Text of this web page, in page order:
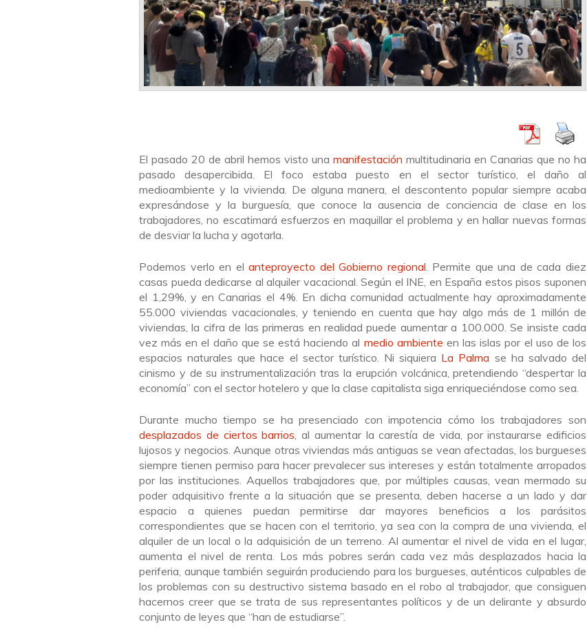
El pasado 20 de abril hemos visto una manifestación multitudinaria en Canarias que no ha
pasado desapercibida. El foco estaba puesto en el sector turístico, el daño al
medioambiente y la vivienda. De alguna manera, el descontento popular siempre acaba
expresándose y la burguesía, que conoce la ausencia de conciencia de clase en los
trabajadores, no escatimará esfuerzos en maquillar el problema y en hallar nuevas formas
de desviar la lucha y agotarla.
Podemos verlo en elanteproyecto del Gobierno regional . Permite que una de cada diez
casas pueda dedicarse al alquiler vacacional. Según el INE, en España estos pisos suponen
el 1,29%, y en Canarias el 4%. En dicha comunidad actualmente hay aproximadamente
55.000 viviendas vacacionales, y teniendo en cuenta que hay algo más de 1 millón de
viviendas, la cifra de las primeras en realidad puede aumentar a 100.000. Se insiste cada
vez más en el daño que se está haciendo al medio ambiente en las islas por el uso de los
espacios naturales que hace el sector turístico. Ni siquiera La Palma se ha salvado del
cinismo y de su instrumentalización tras la erupción volcánica, pretendiendo “despertar la
economía” con el sector hotelero y que la clase capitalista siga enriqueciéndose como sea.
Durante mucho tiempo se ha presenciado con impotencia cómo los trabajadores son
desplazados de ciertos barrios , al aumentar la carestía de vida, por instaurarse edificios
lujosos y negocios. Aunque otras viviendas más antiguas se vean afectadas, los burgueses
siempre tienen permiso para hacer prevalecer sus intereses y están totalmente arropados
por las instituciones. Aquellos trabajadores que, por múltiples causas, vean mermado su
poder adquisitivo frente a la situación que se presenta, deben hacerse a un lado y dar
espacio a quienes puedan permitirse dar mayores beneficios a los parásitos
correspondientes que se hacen con el territorio, ya sea con la compra de una vivienda, el
alquiler de un local o la adquisición de un terreno. Al aumentar el nivel de vida en el lugar,
aumenta el nivel de renta. Los más pobres serán cada vez más desplazados hacia la
periferia, aunque también seguirán produciendo para los burgueses, auténticos culpables de
los problemas con su destructivo sistema basado en el robo al trabajador, que consiguen
hacernos creer que se trata de sus representantes políticos y de un delirante y absurdo
conjunto de leyes que “han de estudiarse”.